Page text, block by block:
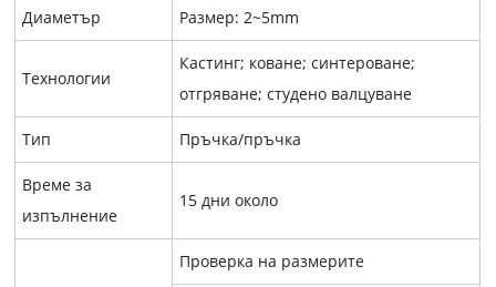
Диаметър Размер: 2~5mm
Технологии
Кастинг; коване; синтероване;
отгряване; студено валцуване
Тип Пръчка/пръчка
Време за
изпълнение
15 дни около
Проверка на размерите